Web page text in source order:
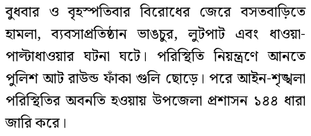
বুধবার ও বৃহস্পতিবার বিরোধের জেরে বসতবাড়িতে
হামলা, ব্যবসাপ্রতিষ্ঠান ভাঙচুর, লুটপাট এবং ধাওয়া-
পাল্টাধাওয়ার ঘটনা ঘটে। পরিস্থিতি নিয়ন্ত্রণে আনতে
পুলিশ আট রাউন্ড ফাঁকা গুলি ছোড়ে। পরে আইন-শৃঙ্খলা
পরিস্থিতির অবনতি হওয়ায় উপজেলা প্রশাসন ১৪৪ ধারা
জারি করে।